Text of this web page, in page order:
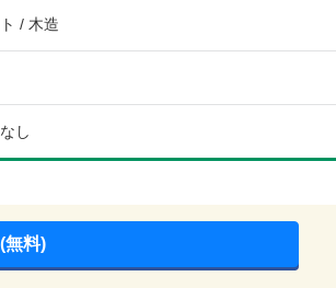
/ 木造
し
無料)